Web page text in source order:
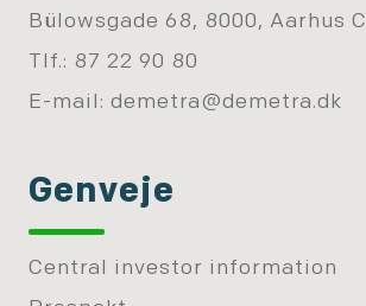
Bülowsgade 68, 8000, Aarhus C
Tlf.: 87 22 90 80
E-mail: demetra@demetra.dk
Genveje
Central investor information